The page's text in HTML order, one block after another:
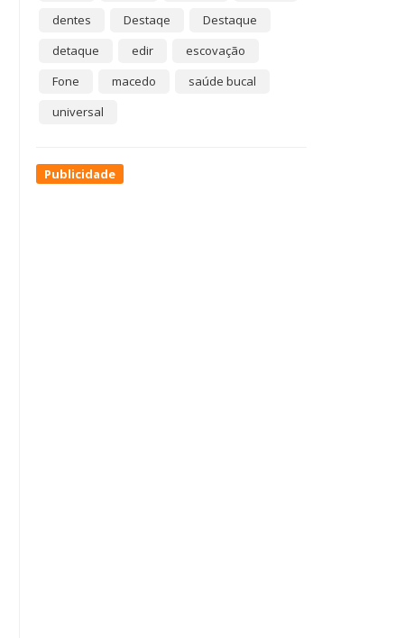
dentes
Destaqe
Destaque
detaque
edir
escovação
Fone
macedo
saúde bucal
universal
Publicidade